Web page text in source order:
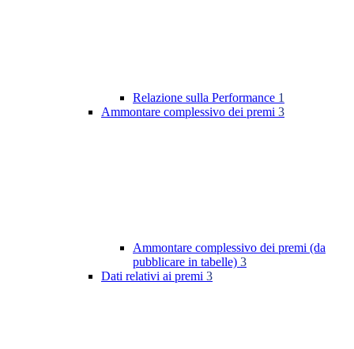
Relazione sulla Performance 1
Ammontare complessivo dei premi 3
Ammontare complessivo dei premi (da
pubblicare in tabelle) 3
Dati relativi ai premi 3